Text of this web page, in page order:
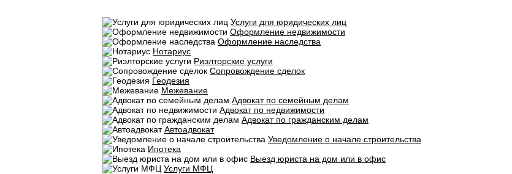
Услуги для юридических лиц
Оформление недвижимости
Оформление наследства
Нотариус
Риэлторские услуги
Сопровождение сделок
Геодезия
Межевание
Адвокат по семейным делам
Адвокат по недвижимости
Адвокат по гражданским делам
Автоадвокат
Уведомление о начале строительства
Ипотека
Выезд юриста на дом или в офис
Услуги МФЦ